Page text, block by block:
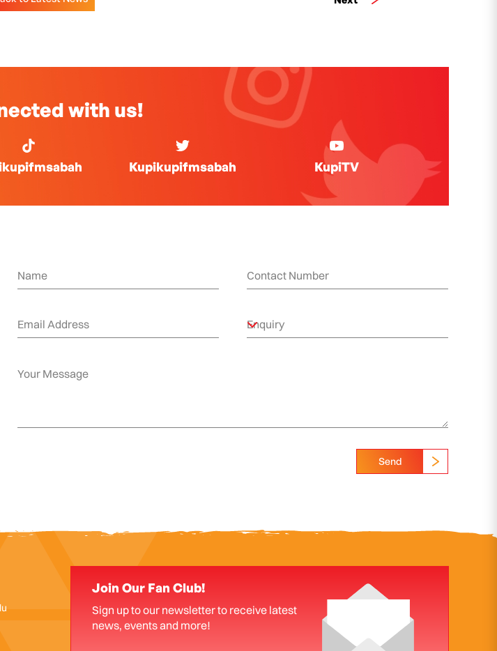
with us!
Kupikupifmsabah KupiTV
Send
Join Our Fan Club!
Sign up to our newsletter to receive latest
news, events and more!